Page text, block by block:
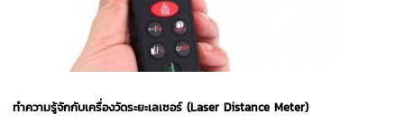
ทำความรู้จักกับเครื่องวัดระยะเลเซอร์ (Laser Distance Meter)